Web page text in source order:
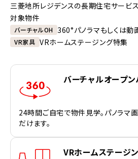
三菱地所レジデンスの長期住宅サービス
対象物件
バーチャルOH 360°パノラマもしくは動
VR家具 VRホームステージング特集
バーチャルオープン
24時間ご自宅で物件見学。パノラマ
だけます。
VRホームステージ